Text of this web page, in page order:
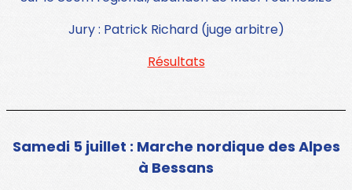
Jury : Patrick Richard (juge arbitre)
Résultats
Samedi 5 juillet : Marche nordique des Alpes
à Bessans